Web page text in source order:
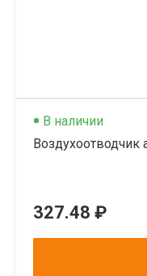
В наличии
Воздухоотводчик
327.48 ₽